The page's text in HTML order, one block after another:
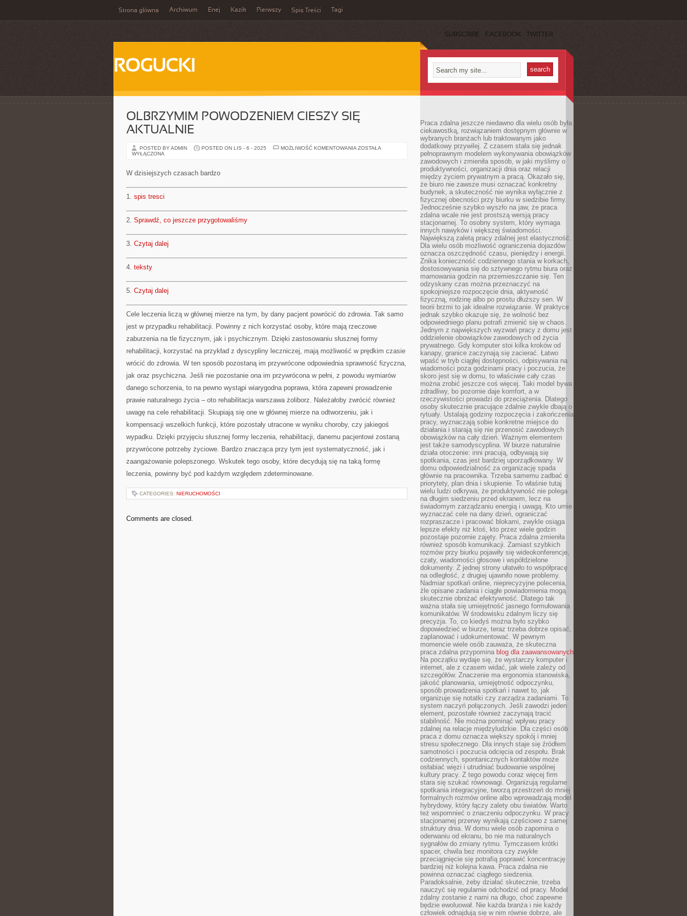
Strona główna Archiwum Enej Kazik Pierwszy Spis Treści Tagi
SUBSCRIBE FACEBOOK TWITTER
ROGUCKI
OLBRZYMIM POWODZENIEM CIESZY SIĘ
AKTUALNIE
POSTED BY ADMIN POSTED ON LIS - 6 - 2025 MOŻLIWOŚĆ KOMENTOWANIA OLBRZYMIM
ZOSTAŁA
WYŁĄCZONA
W dzisiejszych czasach bardzo
1. spis tresci
2. Sprawdź, co jeszcze przygotowaliśmy
3. Czytaj dalej
4. teksty
5. Czytaj dalej
Cele leczenia liczą w głównej mierze na tym, by dany pacjent powrócić do zdrowia. Tak samo
jest w przypadku rehabilitacji. Powinny z nich korzystać osoby, które mają rzeczowe
zaburzenia na tle fizycznym, jak i psychicznym. Dzięki zastosowaniu słusznej formy
rehabilitacji, korzystać na przykład z dyscypliny leczniczej, mają możliwość w prędkim czasie
wrócić do zdrowia. W ten sposób pozostaną im przywrócone odpowiednia sprawność fizyczna,
jak oraz psychiczna. Jeśli nie pozostanie ona im przywrócona w pełni, z powodu wymiarów
danego schorzenia, to na pewno wystąpi wiarygodna poprawa, która zapewni prowadzenie
prawie naturalnego życia – oto rehabilitacja warszawa żoliborz. Należałoby zwrócić również
uwagę na cele rehabilitacji. Skupiają się one w głównej mierze na odtworzeniu, jak i
kompensacji wszelkich funkcji, które pozostały utracone w wyniku choroby, czy jakiegoś
wypadku. Dzięki przyjęciu słusznej formy leczenia, rehabilitacji, danemu pacjentowi zostaną
przywrócone potrzeby życiowe. Bardzo znacząca przy tym jest systematyczność, jak i
zaangażowanie polepszonego. Wskutek tego osoby, które decydują się na taką formę
leczenia, powinny być pod każdym względem zdeterminowane.
CATEGORIES: NIERUCHOMOŚCI
Comments are closed.
Praca zdalna jeszcze niedawno dla wielu osób była
ciekawostką, rozwiązaniem dostępnym głównie w
wybranych branżach lub traktowanym jako
dodatkowy przywilej. Z czasem stała się jednak
pełnoprawnym modelem wykonywania obowiązków
zawodowych i zmieniła sposób, w jaki myślimy o
produktywności, organizacji dnia oraz relacji
między życiem prywatnym a pracą. Okazało się,
że biuro nie zawsze musi oznaczać konkretny
budynek, a skuteczność nie wynika wyłącznie z
fizycznej obecności przy biurku w siedzibie firmy.
Jednocześnie szybko wyszło na jaw, że praca
zdalna wcale nie jest prostszą wersją pracy
stacjonarnej. To osobny system, który wymaga
innych nawyków i większej świadomości.
Największą zaletą pracy zdalnej jest elastyczność.
Dla wielu osób możliwość ograniczenia dojazdów
oznacza oszczędność czasu, pieniędzy i energii.
Znika konieczność codziennego stania w korkach,
dostosowywania się do sztywnego rytmu biura oraz
marnowania godzin na przemieszczanie się. Ten
odzyskany czas można przeznaczyć na
spokojniejsze rozpoczęcie dnia, aktywność
fizyczną, rodzinę albo po prostu dłuższy sen. W
teorii brzmi to jak idealne rozwiązanie. W praktyce
jednak szybko okazuje się, że wolność bez
odpowiedniego planu potrafi zmienić się w chaos.
Jednym z największych wyzwań pracy z domu jest
oddzielenie obowiązków zawodowych od życia
prywatnego. Gdy komputer stoi kilka kroków od
kanapy, granice zaczynają się zacierać. Łatwo
wpaść w tryb ciągłej dostępności, odpisywania na
wiadomości poza godzinami pracy i poczucia, że
skoro jest się w domu, to właściwie cały czas
można zrobić jeszcze coś więcej. Taki model bywa
zdradliwy, bo pozornie daje komfort, a w
rzeczywistości prowadzi do przeciążenia. Dlatego
osoby skutecznie pracujące zdalnie zwykle dbają o
rytuały. Ustalają godziny rozpoczęcia i zakończenia
pracy, wyznaczają sobie konkretne miejsce do
działania i starają się nie przenosić zawodowych
obowiązków na cały dzień. Ważnym elementem
jest także samodyscyplina. W biurze naturalnie
działa otoczenie: inni pracują, odbywają się
spotkania, czas jest bardziej uporządkowany. W
domu odpowiedzialność za organizację spada
głównie na pracownika. Trzeba samemu zadbać o
priorytety, plan dnia i skupienie. To właśnie tutaj
wielu ludzi odkrywa, że produktywność nie polega
na długim siedzeniu przed ekranem, lecz na
świadomym zarządzaniu energią i uwagą. Kto umie
wyznaczać cele na dany dzień, ograniczać
rozpraszacze i pracować blokami, zwykle osiąga
lepsze efekty niż ktoś, kto przez wiele godzin
pozostaje pozornie zajęty. Praca zdalna zmieniła
również sposób komunikacji. Zamiast szybkich
rozmów przy biurku pojawiły się wideokonferencje,
czaty, wiadomości głosowe i współdzielone
dokumenty. Z jednej strony ułatwiło to współpracę
na odległość, z drugiej ujawniło nowe problemy.
Nadmiar spotkań online, nieprecyzyjne polecenia,
źle opisane zadania i ciągłe powiadomienia mogą
skutecznie obniżać efektywność. Dlatego tak
ważna stała się umiejętność jasnego formułowania
komunikatów. W środowisku zdalnym liczy się
precyzja. To, co kiedyś można było szybko
dopowiedzieć w biurze, teraz trzeba dobrze opisać,
zaplanować i udokumentować. W pewnym
momencie wiele osób zauważa, że skuteczna
praca zdalna przypomina blog dla zaawansowanych
Na początku wydaje się, że wystarczy komputer i
internet, ale z czasem widać, jak wiele zależy od
szczegółów. Znaczenie ma ergonomia stanowiska,
jakość planowania, umiejętność odpoczynku,
sposób prowadzenia spotkań i nawet to, jak
organizuje się notatki czy zarządza zadaniami. To
system naczyń połączonych. Jeśli zawodzi jeden
element, pozostałe również zaczynają tracić
stabilność. Nie można pominąć wpływu pracy
zdalnej na relacje międzyludzkie. Dla części osób
praca z domu oznacza większy spokój i mniej
stresu społecznego. Dla innych staje się źródłem
samotności i poczucia odcięcia od zespołu. Brak
codziennych, spontanicznych kontaktów może
osłabiać więzi i utrudniać budowanie wspólnej
kultury pracy. Z tego powodu coraz więcej firm
stara się szukać równowagi. Organizują regularne
spotkania integracyjne, tworzą przestrzeń do mniej
formalnych rozmów online albo wprowadzają model
hybrydowy, który łączy zalety obu światów. Warto
też wspomnieć o znaczeniu odpoczynku. W pracy
stacjonarnej przerwy wynikają częściowo z samej
struktury dnia. W domu wiele osób zapomina o
oderwaniu od ekranu, bo nie ma naturalnych
sygnałów do zmiany rytmu. Tymczasem krótki
spacer, chwila bez monitora czy zwykłe
przeciągnięcie się potrafią poprawić koncentrację
bardziej niż kolejna kawa. Praca zdalna nie
powinna oznaczać ciągłego siedzenia.
Paradoksalnie, żeby działać skutecznie, trzeba
nauczyć się regularnie odchodzić od pracy. Model
zdalny zostanie z nami na długo, choć zapewne
będzie ewoluował. Nie każda branża i nie każdy
człowiek odnajdują się w nim równie dobrze, ale